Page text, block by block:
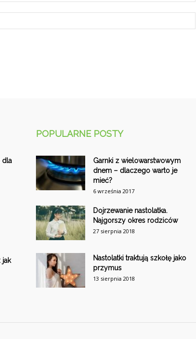
dla
jak
POPULARNE POSTY
Garnki z wielowarstwowym
dnem – dlaczego warto je
mieć?
6 września 2017
Dojrzewanie nastolatka.
Najgorszy okres rodziców
27 sierpnia 2018
Nastolatki traktują szkołę jako
przymus
13 sierpnia 2018